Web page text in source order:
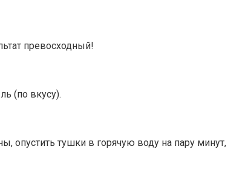
превосходный!
(по вкусу).
опустить тушки в горячую воду на пару минут,